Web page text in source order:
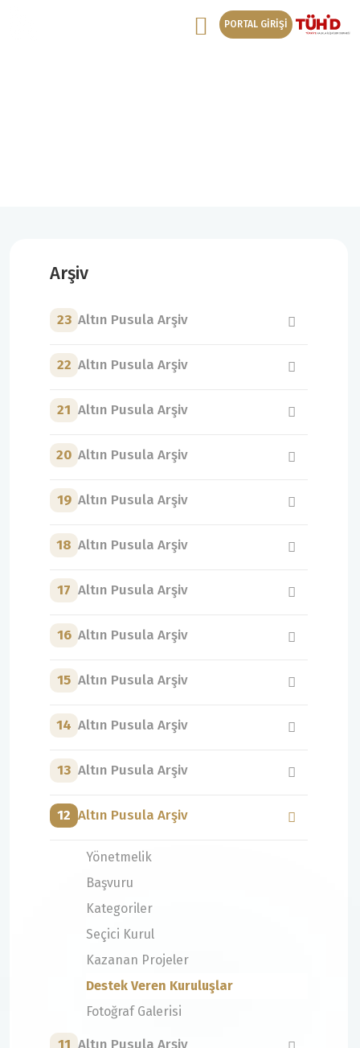
PORTAL GİRİŞİ
Arşiv
23 Altın Pusula Arşiv
22 Altın Pusula Arşiv
21 Altın Pusula Arşiv
20 Altın Pusula Arşiv
19 Altın Pusula Arşiv
18 Altın Pusula Arşiv
17 Altın Pusula Arşiv
16 Altın Pusula Arşiv
15 Altın Pusula Arşiv
14 Altın Pusula Arşiv
13 Altın Pusula Arşiv
12 Altın Pusula Arşiv
Yönetmelik
Başvuru
Kategoriler
Seçici Kurul
Kazanan Projeler
Destek Veren Kuruluşlar
Fotoğraf Galerisi
11 Altın Pusula Arşiv